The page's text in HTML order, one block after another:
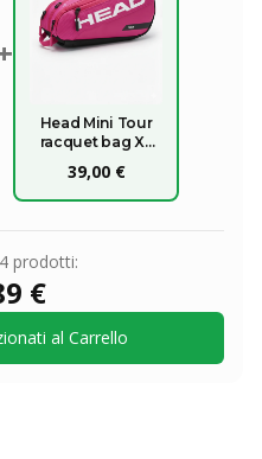
Head Mini Tour
racquet bag XL
39,00 €
4 prodotti:
€
al Carrello